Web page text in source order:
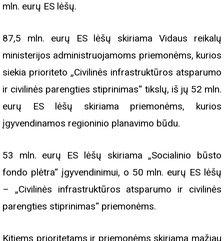
mln. eurų ES lėšų.
87,5 mln. eurų ES lėšų skiriama Vidaus reikalų
ministerijos administruojamoms priemonėms, kurios
siekia prioriteto „Civilinės infrastruktūros atsparumo
ir civilinės parengties stiprinimas“ tikslų, iš jų 52 mln.
eurų ES lėšų skiriama priemonėms, kurios
įgyvendinamos regioninio planavimo būdu.
53 mln. eurų ES lėšų skiriama „Socialinio būsto
fondo plėtra“ įgyvendinimui, o 50 mln. eurų ES lėšų
– „Civilinės infrastruktūros atsparumo ir civilinės
parengties stiprinimas“ priemonėms.
Kitiems prioritetams ir priemonėms skiriama mažiau